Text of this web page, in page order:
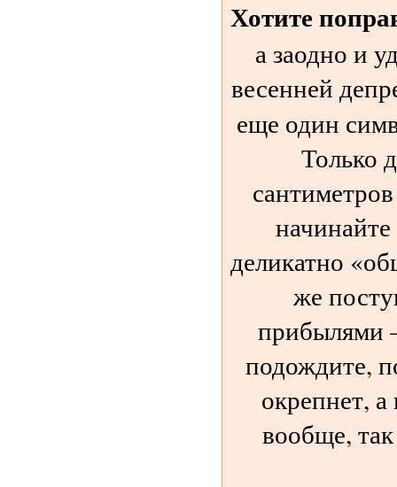
Хотите
а заодно и
весенней
еще один
Только
деликатно
же
прибылями
подождите,
окрепнет,
вообще,